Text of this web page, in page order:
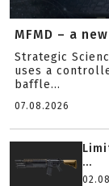
MFMD – a
Strategic
uses a
baffle...
07.08.2026
...